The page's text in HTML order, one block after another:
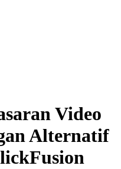
Video
Alternatif